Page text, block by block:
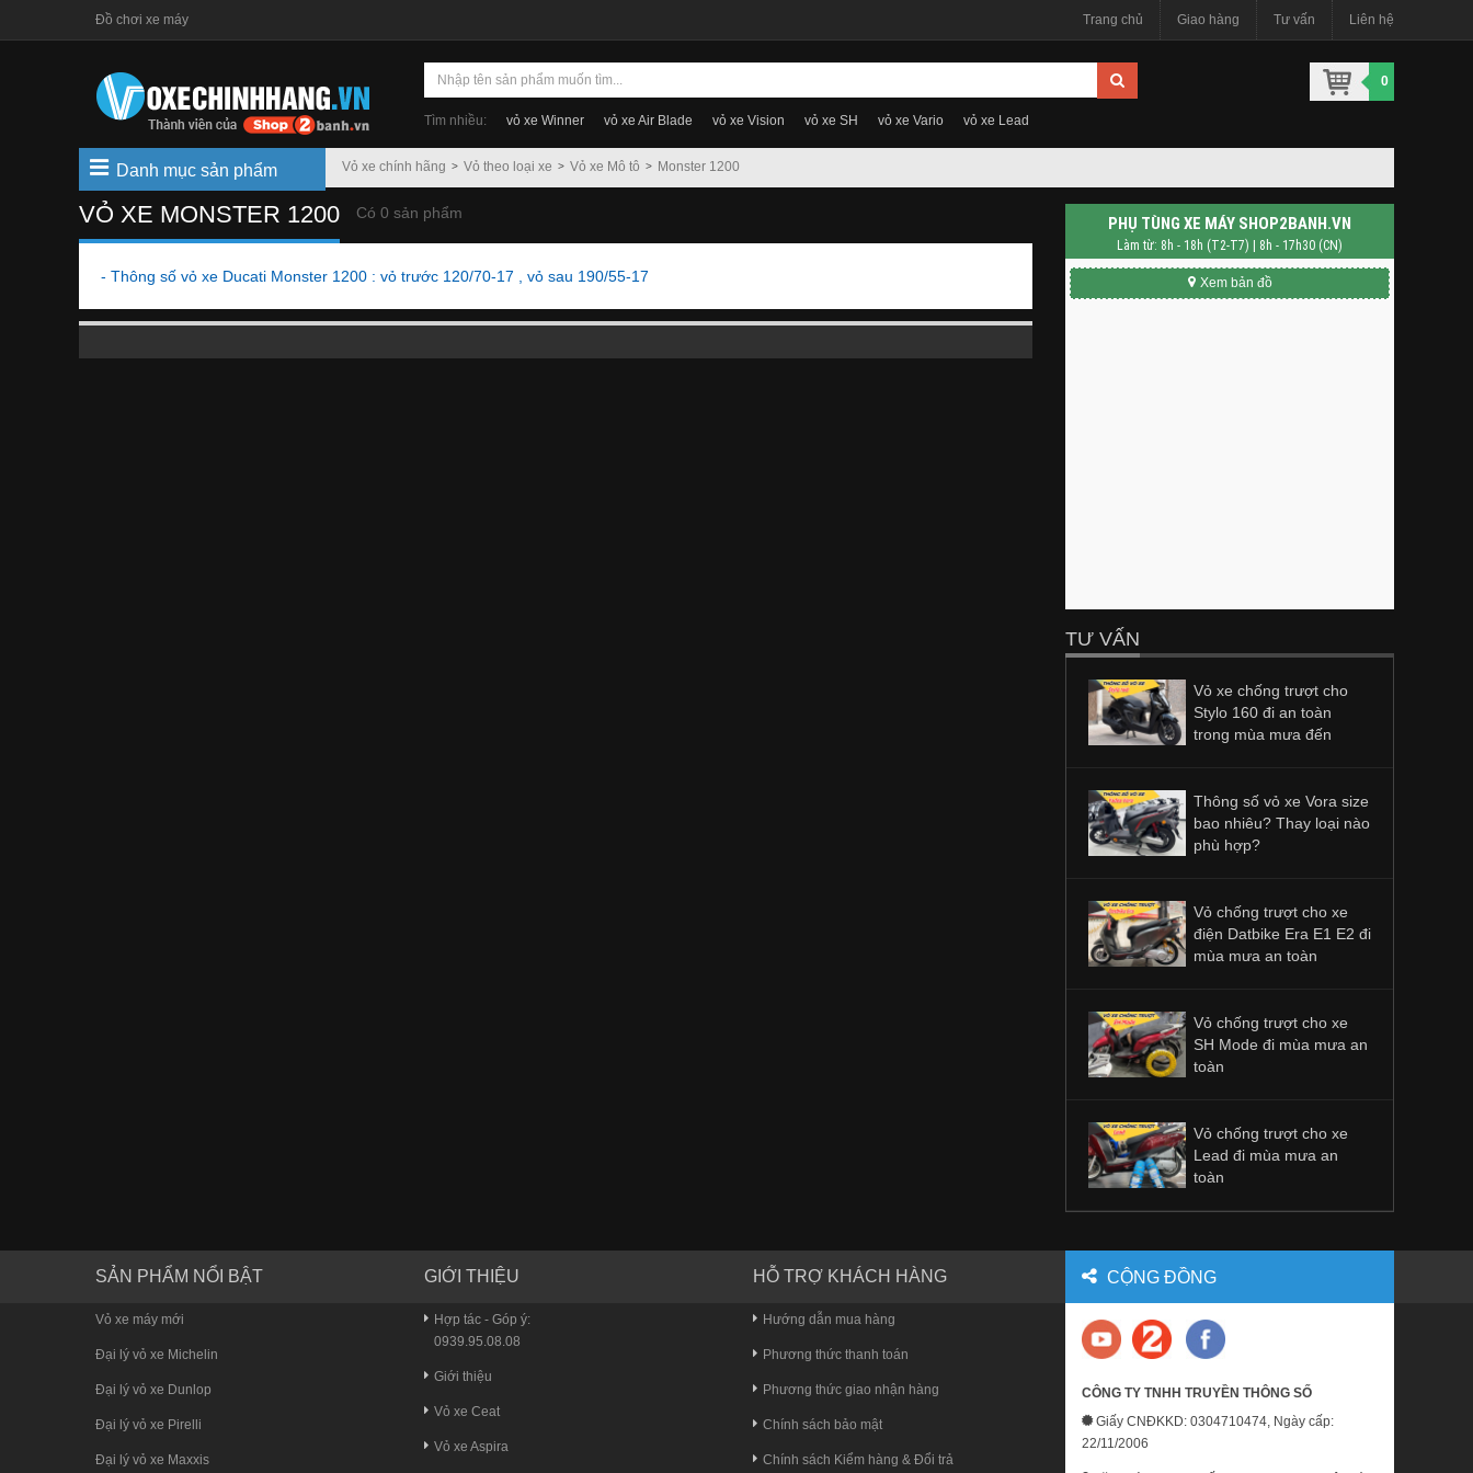
Đồ chơi xe máy Trang chủ Giao hàng Tư vấn Liên hệ
Tìm nhiều: vỏ xe Winner vỏ xe Air Blade vỏ xe Vision vỏ xe SH vỏ xe Vario vỏ xe Lead
0
Vỏ xe chính hãng Vỏ theo loại xe Vỏ xe Mô tô Monster 1200
Danh mục sản phẩm
VỎ XE MONSTER 1200 Có 0 sản phẩm
- Thông số vỏ xe Ducati Monster 1200 : vỏ trước 120/70-17 , vỏ sau 190/55-17
PHỤ TÙNG XE MÁY SHOP2BANH.VN
Làm từ: 8h - 18h (T2-T7) | 8h - 17h30 (CN)
Xem bản đồ
TƯ VẤN
Vỏ xe chống trượt cho
Stylo 160 đi an toàn
trong mùa mưa đến
Thông số vỏ xe Vora size
bao nhiêu? Thay loại nào
phù hợp?
Vỏ chống trượt cho xe
điện Datbike Era E1 E2 đi
mùa mưa an toàn
Vỏ chống trượt cho xe
SH Mode đi mùa mưa an
toàn
Vỏ chống trượt cho xe
Lead đi mùa mưa an
toàn
SẢN PHẨM NỔI BẬT
Vỏ xe máy mới
Đại lý vỏ xe Michelin
Đại lý vỏ xe Dunlop
Đại lý vỏ xe Pirelli
Đại lý vỏ xe Maxxis
GIỚI THIỆU
Hợp tác - Góp ý:
0939.95.08.08
Giới thiệu
Vỏ xe Ceat
Vỏ xe Aspira
HỖ TRỢ KHÁCH HÀNG
Hướng dẫn mua hàng
Phương thức thanh toán
Phương thức giao nhận hàng
Chính sách bảo mật
Chính sách Kiểm hàng & Đổi trả
CỘNG ĐỒNG
CÔNG TY TNHH TRUYỀN THÔNG SỐ
Giấy CNĐKKD: 0304710474, Ngày cấp:
22/11/2006